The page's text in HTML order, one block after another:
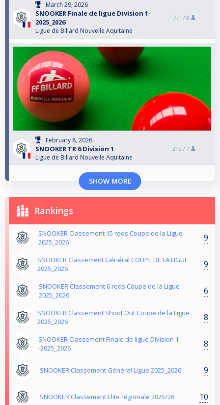
March 29, 2026
SNOOKER Finale de ligue Division 1-
2025_2026
Ligue de Billard Nouvelle Aquitaine
7th / 8
February 8, 2026
SNOOKER TR 6 Division 1
Ligue de Billard Nouvelle Aquitaine
2nd / 7
SHOW MORE
Rankings
SNOOKER Classement 15 reds Coupe de la Ligue
2025_2026
9
SNOOKER Classement Général COUPE DE LA LIGUE
2025_2026
9
SNOOKER Classement 6 reds Coupe de la Ligue
2025_2026
6
SNOOKER Classement Shoot Out Coupe de la Ligue
2025_2026
8
SNOOKER Classement Finale de ligue Division 1
-2025_2026
8
SNOOKER Classement Général Ligue 2025_2026 9
SNOOKER Classement Elite régionale 2025/26 10